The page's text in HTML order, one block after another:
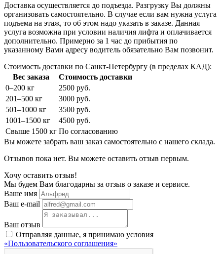
Доставка осуществляется до подъезда. Разгрузку Вы должны
организовать самостоятельно. В случае если вам нужна услуга
подъема на этаж, то об этом надо указать в заказе. Данная
услуга возможна при условии наличия лифта и оплачивается
дополнительно. Примерно за 1 час до прибытия по
указанному Вами адресу водитель обязательно Вам позвонит.
Стоимость доставки по Санкт-Петербургу (в пределах КАД):
Вес заказа
Стоимость доставки
0–200 кг
2500 руб.
201–500 кг
3000 руб.
501–1000 кг
3500 руб.
1001–1500 кг
4500 руб.
Свыше 1500 кг По согласованию
Вы можете забрать ваш заказ самостоятельно с нашего склада.
Отзывов пока нет. Вы можете оставить отзыв первым.
Хочу оставить отзыв!
Мы будем Вам благодарны за отзыв о заказе и сервисе.
Ваше имя
Ваш e-mail
Ваш отзыв
Отправляя данные, я принимаю условия
«Пользовательского соглашения»